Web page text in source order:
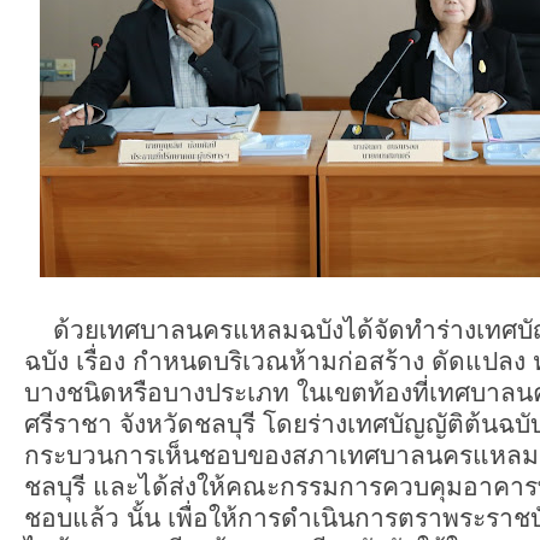
ด้วยเทศบาลนครแหลมฉบังได้จัดทำร่างเทศ
ฉบัง เรื่อง กำหนดบริเวณห้ามก่อสร้าง ดัดแปลง
บางชนิดหรือบางประเภท ในเขตท้องที่เทศบาล
ศรีราชา จังหวัดชลบุรี โดยร่างเทศบัญญัติต้นฉบั
กระบวนการเห็นชอบของสภาเทศบาลนครแหล
ชลบุรี และได้ส่งให้คณะกรรมการควบคุมอาคา
ชอบแล้ว นั้น เพื่อให้การดำเนินการตราพระรา